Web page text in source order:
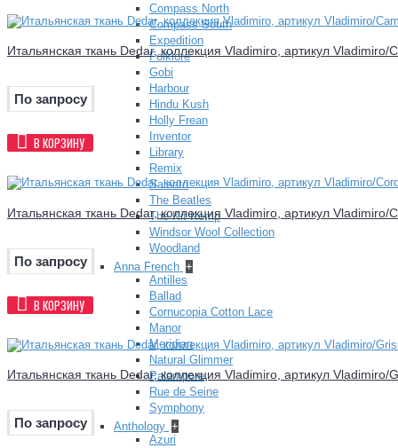
Compass North
Compass South
Expedition
Folklore
Gobi
Harbour
Hindu Kush
Holly Frean
Inventor
Library
Remix
Salento
The Beatles
The Kit Kemp
Windsor Wool Collection
Woodland
Anna French +
Antilles
Ballad
Cornucopia Cotton Lace
Manor
Meridian
Natural Glimmer
Palampore
Rue de Seine
Symphony
Anthology +
Azuri
Итальянская ткань Dedar, коллекция Vladimiro, артикул Vladimiro/
По запросу
В КОРЗИНУ
Итальянская ткань Dedar, коллекция Vladimiro, артикул Vladimiro/
По запросу
В КОРЗИНУ
Итальянская ткань Dedar, коллекция Vladimiro, артикул Vladimiro/
По запросу